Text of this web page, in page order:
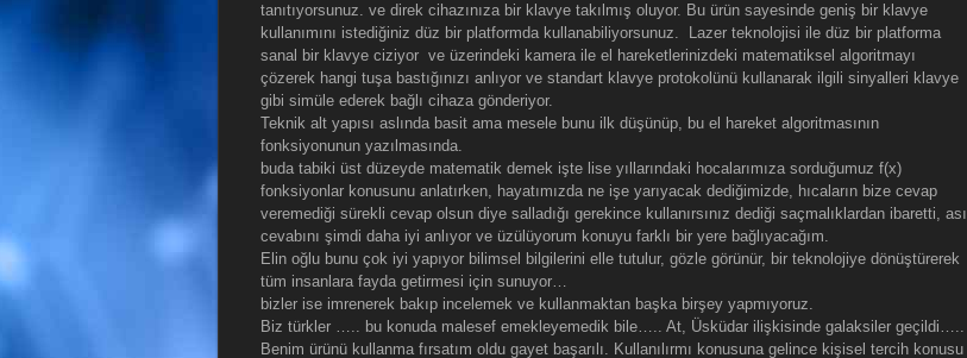
tanıtıyorsunuz. ve direk cihazınıza bir klavye takılmış oluyor. Bu ürün sayesinde geniş bir klavye
kullanımını istediğiniz düz bir platformda kullanabiliyorsunuz. Lazer teknolojisi ile düz bir platforma
sanal bir klavye ciziyor ve üzerindeki kamera ile el hareketlerinizdeki matematiksel algoritmayı
çözerek hangi tuşa bastığınızı anlıyor ve standart klavye protokolünü kullanarak ilgili sinyalleri klavye
gibi simüle ederek bağlı cihaza gönderiyor.
Teknik alt yapısı aslında basit ama mesele bunu ilk düşünüp, bu el hareket algoritmasının
fonksiyonunun yazılmasında.
buda tabiki üst düzeyde matematik demek işte lise yıllarındaki hocalarımıza sorduğumuz f(x)
fonksiyonlar konusunu anlatırken, hayatımızda ne işe yarıyacak dediğimizde, hıcaların bize cevap
veremediği sürekli cevap olsun diye salladığı gerekince kullanırsınız dediği saçmalıklardan ibaretti, asıl
cevabını şimdi daha iyi anlıyor ve üzülüyorum konuyu farklı bir yere bağlıyacağım.
Elin oğlu bunu çok iyi yapıyor bilimsel bilgilerini elle tutulur, gözle görünür, bir teknolojiye dönüştürerek
tüm insanlara fayda getirmesi için sunuyor…
bizler ise imrenerek bakıp incelemek ve kullanmaktan başka birşey yapmıyoruz.
Biz türkler ….. bu konuda malesef emekleyemedik bile….. At, Üsküdar ilişkisinde galaksiler geçildi…..
Benim ürünü kullanma fırsatım oldu gayet başarılı. Kullanılırmı konusuna gelince kişisel tercih konusu